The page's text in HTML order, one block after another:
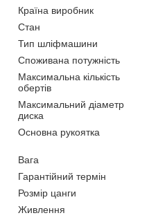
Країна виробник
Стан
Тип шліфмашини
Споживана потужність
Максимальна кількість
обертів
Максимальний діаметр
диска
Основна рукоятка
Вага
Гарантійний термін
Розмір цанги
Живлення